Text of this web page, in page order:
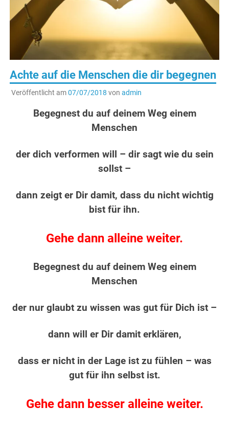
Achte auf die Menschen die dir begegnen
Veröffentlicht am07/07/2018 von admin
Begegnest du auf deinem Weg einem
Menschen
der dich verformen will – dir sagt wie du sein
sollst –
dann zeigt er Dir damit, dass du nicht wichtig
bist für ihn.
Gehe dann alleine weiter.
Begegnest du auf deinem Weg einem
Menschen
der nur glaubt zu wissen was gut für Dich ist –
dann will er Dir damit erklären,
dass er nicht in der Lage ist zu fühlen – was
gut für ihn selbst ist.
Gehe dann besser alleine weiter.